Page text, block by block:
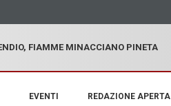
FIAMME MINACCIANO PINETA
EVENTI REDAZIONE APERTA